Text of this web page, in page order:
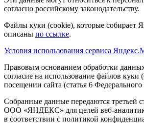
согласно российскому законодательству.
Файлы куки (cookie), которые собирает
описаны по ссылке.
Условия использования сервиса
Правовым основанием обработки
согласие на использование файлов куки
посещении сайта (статья 6
Собранные данные передаются третьей
ООО «ЯНДЕКС» для целей веб-
в соответствии с политикой